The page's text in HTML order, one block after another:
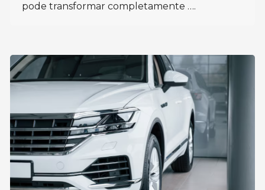
pode transformar completamente ….